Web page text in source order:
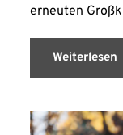
erneuten
Weiterlesen